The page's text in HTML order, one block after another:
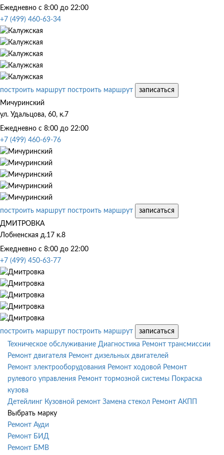
Ежедневно с 8:00 до 22:00
+7 (499) 460-63-34
построить маршрут построить маршрут
записаться
Мичуринский
ул. Удальцова, 60, к.7
Ежедневно с 8:00 до 22:00
+7 (499) 460-69-76
построить маршрут построить маршрут
записаться
ДМИТРОВКА
Лобненская д.17 к.8
Ежедневно с 8:00 до 22:00
+7 (499) 450-63-77
построить маршрут построить маршрут
записаться
Техническое обслуживание Диагностика Ремонт трансмиссии
Ремонт двигателя Ремонт дизельных двигателей
Ремонт электрооборудования Ремонт ходовой Ремонт
рулевого управления Ремонт тормозной системы
Покраска
кузова
Детейлинг Кузовной ремонт Замена стекол Ремонт АКПП
Выбрать марку
Ремонт Ауди
Ремонт БИД
Ремонт БМВ